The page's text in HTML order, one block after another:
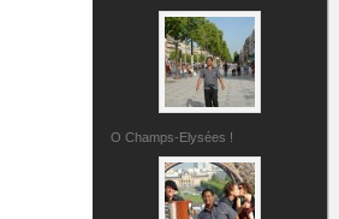
O Champs-Elysées !